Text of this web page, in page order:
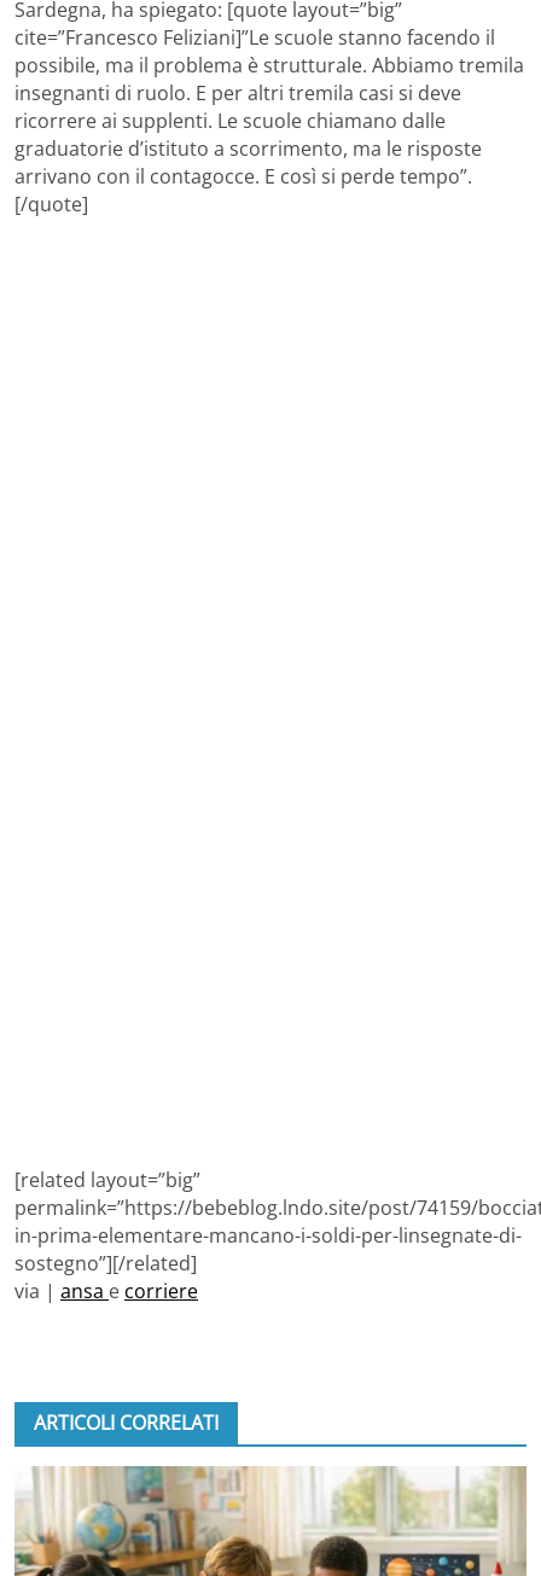
Sardegna, ha spiegato: [quote layout=”big”
cite=”Francesco Feliziani]”Le scuole stanno facendo il
possibile, ma il problema è strutturale. Abbiamo tremila
insegnanti di ruolo. E per altri tremila casi si deve
ricorrere ai supplenti. Le scuole chiamano dalle
graduatorie d’istituto a scorrimento, ma le risposte
arrivano con il contagocce. E così si perde tempo”.
[/quote]
[related layout=”big”
permalink=”https://bebeblog.lndo.site/post/74159/
in-prima-elementare-mancano-i-soldi-per-linsegnate-di-
sostegno”][/related]
via | ansa e corriere
ARTICOLI CORRELATI